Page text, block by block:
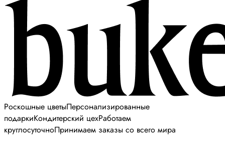
Роскошные цветыПерсонализированные
подаркиКондитерский цехРаботаем
круглосуточноПринимаем заказы со всего мира